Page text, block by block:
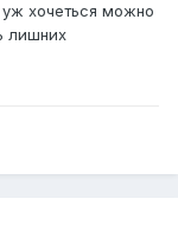
хочеться можно
лишних